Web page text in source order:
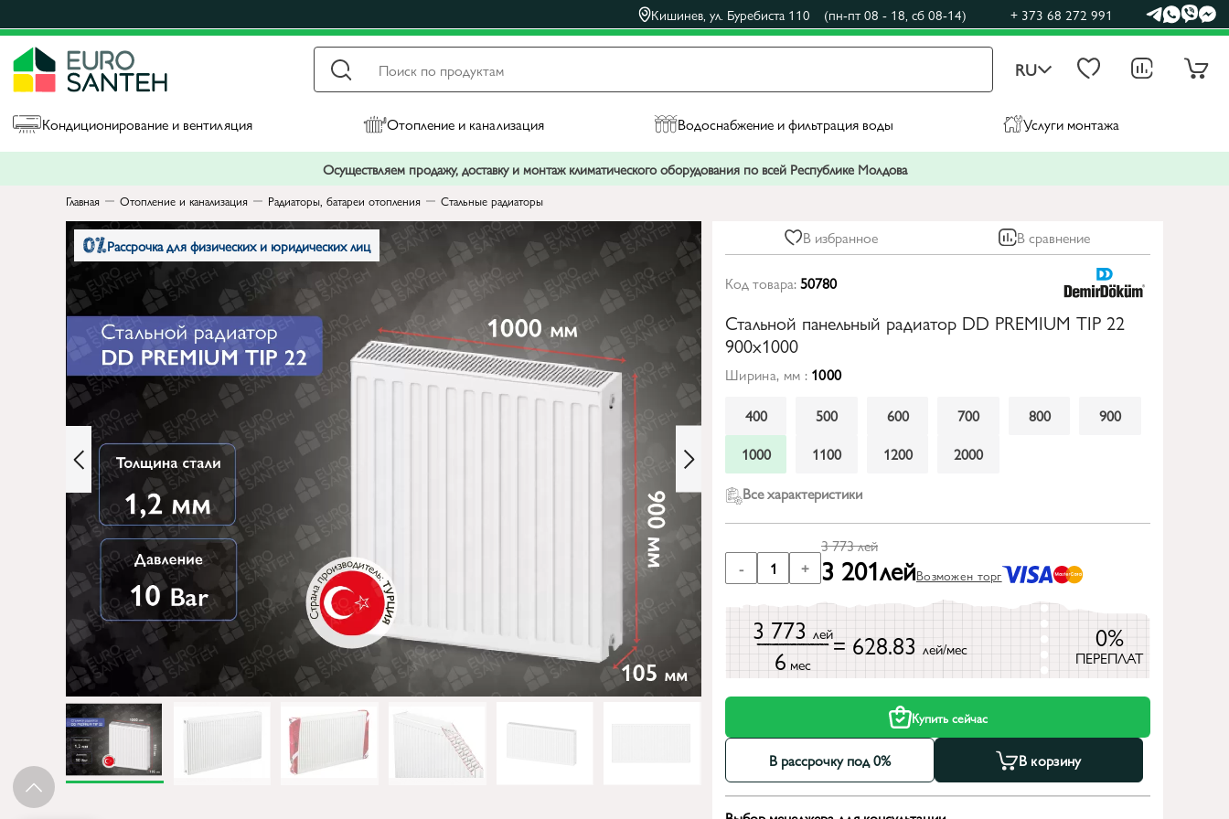
Кишинев, ул. Буребиста 110 (пн-пт 08 - 18, сб 08-14) + 373 68 272 991
RU
Кондиционирование и вентиляция Отопление и канализация Водоснабжение и фильтрация воды Услуги монтажа
Осуществляем продажу, доставку и монтаж климатического оборудования по всей Республике Молдова
Главная Отопление и канализация Радиаторы, батареи отопления Стальные радиаторы
Рассрочка для физических и юридических лиц В избранное В сравнение
Код товара:50780
Стальной панельный радиатор DD PREMIUM TIP 22
900x1000
Ширина, мм :1000
400
500 600 700 800
900
1000
1100 1200
2000
Все характеристики
- 1 +
3 773лей
3 201лейВозможен торг
3 773 лей
6 мес
= 628.83 лей/мес 0%
ПЕРЕПЛАТ
Купить сейчас
В рассрочку под 0% В корзину